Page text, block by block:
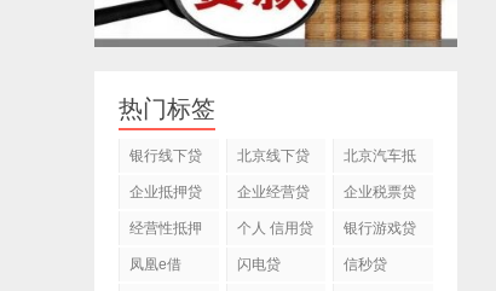
热门标签
银行线下贷
款
北京线下贷
款
北京汽车抵
押贷款公司
企业抵押贷
款
企业经营贷
款
企业税票贷
经营性抵押
贷款
个人 信用贷
款
银行游戏贷
款
凤凰e借 闪电贷 信秒贷